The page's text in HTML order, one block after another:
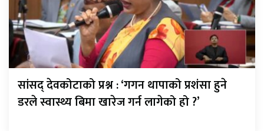
सांसद् देवकोटाको प्रश्न : ‘गगन थापाको प्रशंसा हुने
डरले स्वास्थ्य बिमा खारेज गर्न लागेको हो ?’